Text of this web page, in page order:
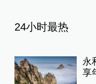
24小时最热
永
享